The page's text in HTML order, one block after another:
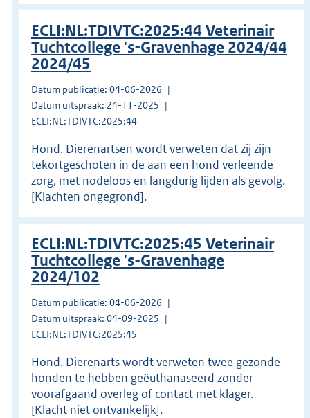
ECLI:NL:TDIVTC:2025:44 Veterinair
Tuchtcollege 's-Gravenhage 2024/44
2024/45
Datum publicatie: 04-06-2026
Datum uitspraak: 24-11-2025
ECLI:NL:TDIVTC:2025:44
Hond. Dierenartsen wordt verweten dat zij zijn
tekortgeschoten in de aan een hond verleende
zorg, met nodeloos en langdurig lijden als gevolg.
[Klachten ongegrond].
ECLI:NL:TDIVTC:2025:45 Veterinair
Tuchtcollege 's-Gravenhage
2024/102
Datum publicatie: 04-06-2026
Datum uitspraak: 04-09-2025
ECLI:NL:TDIVTC:2025:45
Hond. Dierenarts wordt verweten twee gezonde
honden te hebben geëuthanaseerd zonder
voorafgaand overleg of contact met klager.
[Klacht niet ontvankelijk].